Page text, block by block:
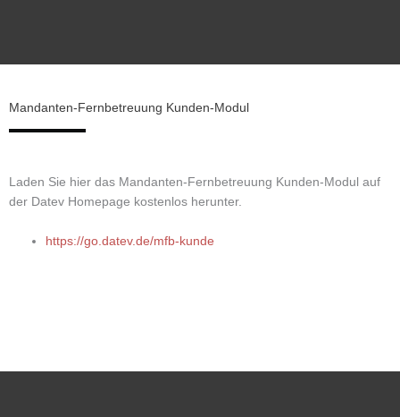
Mandanten-Fernbetreuung Kunden-Modul
Laden Sie hier das Mandanten-Fernbetreuung Kunden-Modul auf
der Datev Homepage kostenlos herunter.
https://go.datev.de/mfb-kunde